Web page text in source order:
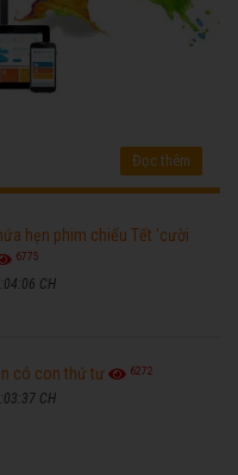
Đọc thêm
hẹn phim chiếu Tết 'cười
6775
CH
có con thứ tư 6272
CH